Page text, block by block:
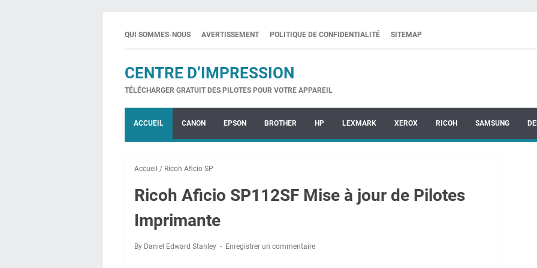
QUI SOMMES-NOUS AVERTISSEMENT POLITIQUE DE CONFIDENTIALITÉ SITEMAP
CENTRE D’IMPRESSION
TÉLÉCHARGER GRATUIT DES PILOTES POUR VOTRE APPAREIL
ACCUEIL CANON EPSON BROTHER HP LEXMARK XEROX RICOH SAMSUNG
Accueil / Ricoh Aficio SP
Ricoh Aficio SP112SF Mise à jour de Pilotes
Imprimante
By Daniel Edward Stanley Enregistrer un commentaire